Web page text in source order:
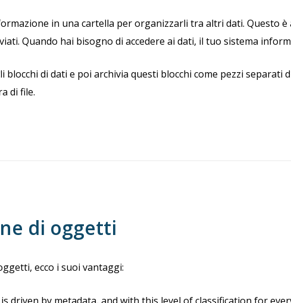
in una cartella per organizzarli tra altri dati. Questo è
Quando hai bisogno di accedere ai dati, il tuo sistema
di dati e poi archivia questi blocchi come pezzi separati
di file.
di oggetti
ecco i suoi vantaggi: